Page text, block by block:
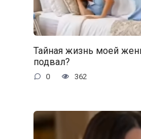
Тайная жизнь моей
подвал?
0 362